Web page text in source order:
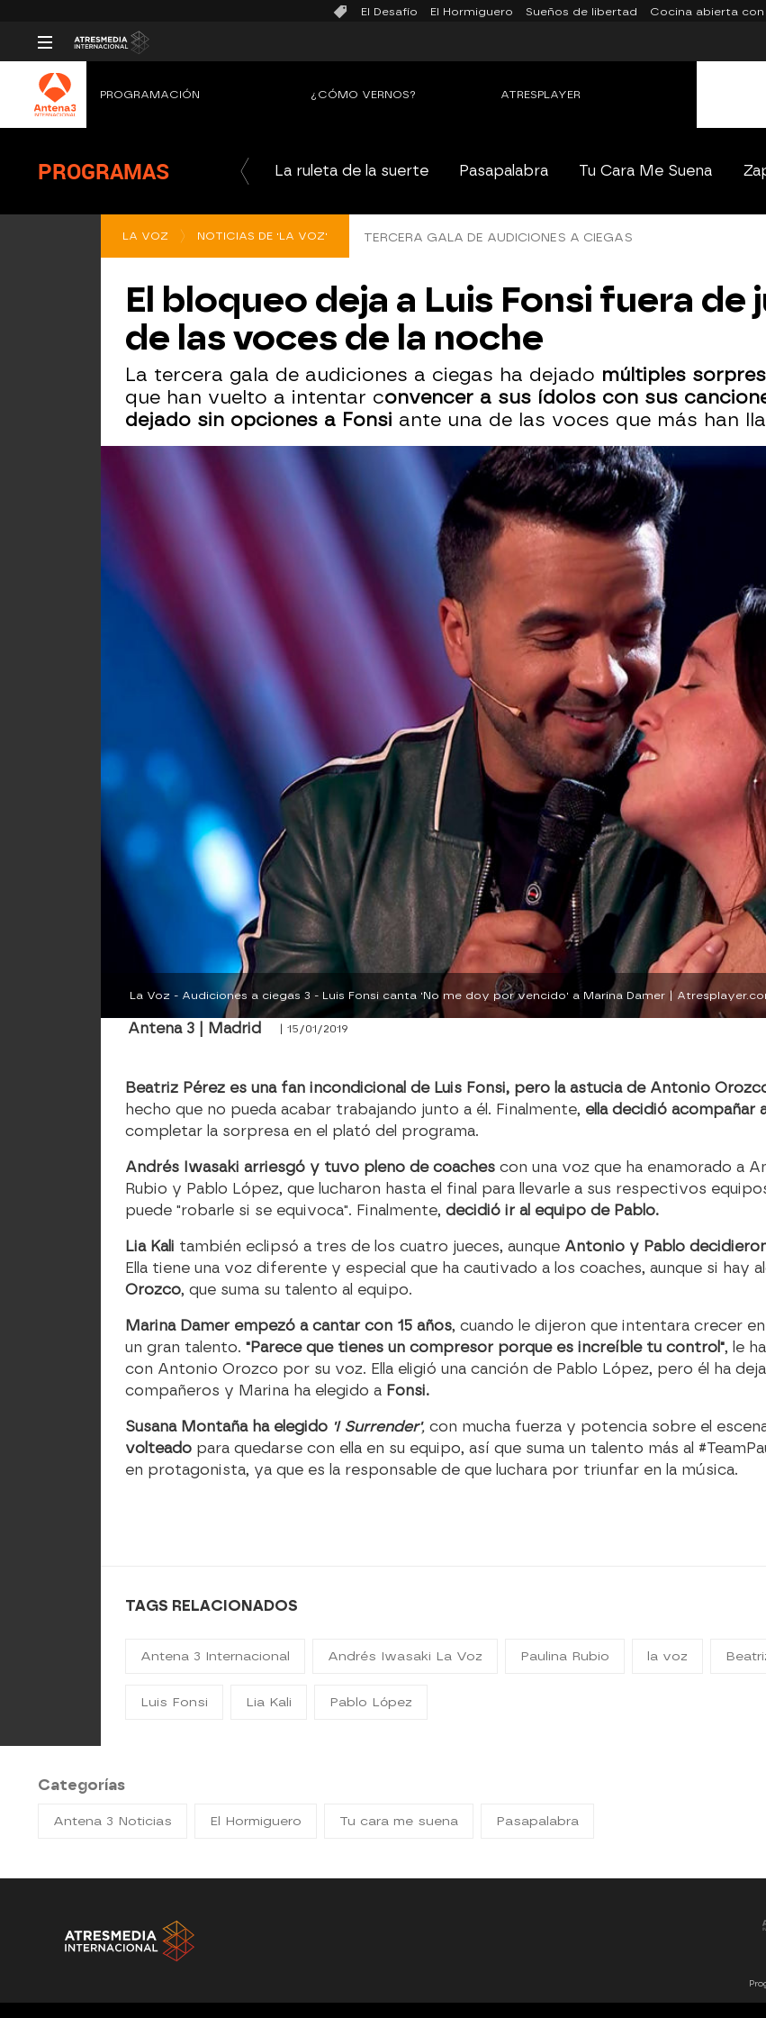
El Desafío El Hormiguero Sueños de libertad Cocina abierta
PROGRAMACIÓN ¿CÓMO VERNOS? ATRESPLAYER
PROGRAMAS La ruleta de la suerte Pasapalabra Tu Cara Me Suena
LA VOZ NOTICIAS DE 'LA VOZ' TERCERA GALA DE AUDICIONES A CIEGAS
El bloqueo deja a Luis Fonsi fuera de
de las voces de la noche
La tercera gala de audiciones a ciegas ha dejado múltiples
que han vuelto a intentar convencer a sus ídolos con sus
dejado sin opciones a Fonsi ante una de las voces que más han
La Voz - Audiciones a ciegas 3 - Luis Fonsi canta 'No me doy por vencido' a Marina Damer |
Antena 3 | Madrid | 15/01/2019
Beatriz Pérez es una fan incondicional de Luis Fonsi, pero la astucia de Antonio
hecho que no pueda acabar trabajando junto a él. Finalmente, ella decidió acompañar
completar la sorpresa en el plató del programa.
Andrés Iwasaki arriesgó y tuvo pleno de coaches con una voz que ha enamorado a
Rubio y Pablo López, que lucharon hasta el final para llevarle a sus respectivos
puede "robarle si se equivoca". Finalmente, decidió ir al equipo de Pablo.
Lia Kali también eclipsó a tres de los cuatro jueces, aunque Antonio y Pablo
Ella tiene una voz diferente y especial que ha cautivado a los coaches, aunque si hay
Orozco, que suma su talento al equipo.
Marina Damer empezó a cantar con 15 años, cuando le dijeron que intentara crecer
un gran talento."Parece que tienes un compresor porque es increíble tu control", le
con Antonio Orozco por su voz. Ella eligió una canción de Pablo López, pero él ha
compañeros y Marina ha elegido a Fonsi.
Susana Montaña ha elegido 'I Surrender', con mucha fuerza y potencia sobre el
volteado para quedarse con ella en su equipo, así que suma un talento más al
en protagonista, ya que es la responsable de que luchara por triunfar en la música.
TAGS RELACIONADOS
Antena 3 Internacional Andrés Iwasaki La Voz Paulina Rubio la voz
Luis Fonsi Lia Kali Pablo López
Categorías
Antena 3 Noticias El Hormiguero Tu cara me suena Pasapalabra